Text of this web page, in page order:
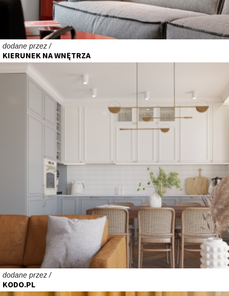
dodane przez /
KIERUNEK NA WNĘTRZA
dodane przez /
KODO.PL